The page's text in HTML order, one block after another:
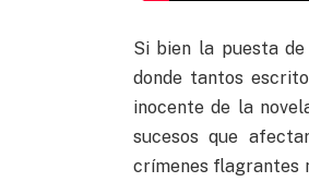
Si bien la puesta de
donde tantos
inocente de la
sucesos que
crímenes flagrantes